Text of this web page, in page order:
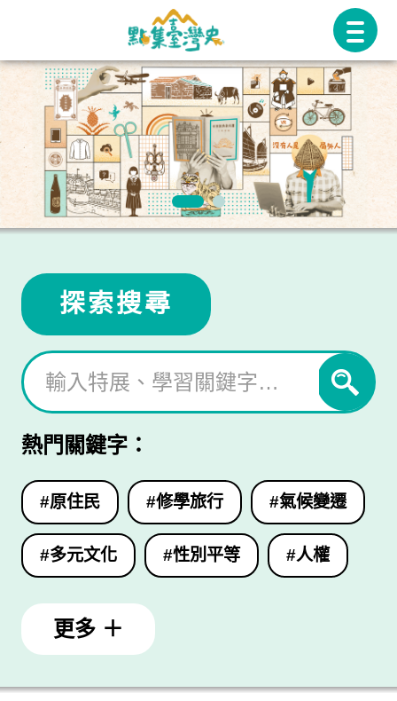
主
要
內
容
探索搜尋
熱門關鍵字：
#原住民 #修學旅行 #氣候變遷
#多元文化 #性別平等 #人權
更多 ＋